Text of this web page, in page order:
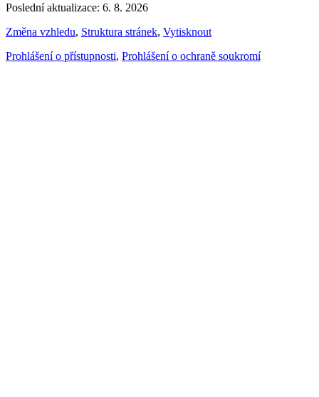
Poslední aktualizace: 6. 8. 2026
Změna vzhledu, Struktura stránek, Vytisknout
Prohlášení o přístupnosti, Prohlášení o ochraně soukromí